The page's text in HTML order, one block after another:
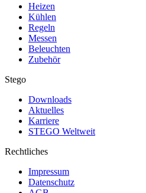
Heizen
Kühlen
Regeln
Messen
Beleuchten
Zubehör
Stego
Downloads
Aktuelles
Karriere
STEGO Weltweit
Rechtliches
Impressum
Datenschutz